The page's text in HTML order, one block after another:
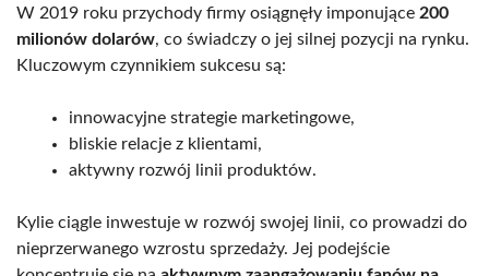
W 2019 roku przychody firmy osiągnęły imponujące 200
milionów dolarów, co świadczy o jej silnej pozycji na rynku.
Kluczowym czynnikiem sukcesu są:
innowacyjne strategie marketingowe,
bliskie relacje z klientami,
aktywny rozwój linii produktów.
Kylie ciągle inwestuje w rozwój swojej linii, co prowadzi do
nieprzerwanego wzrostu sprzedaży. Jej podejście